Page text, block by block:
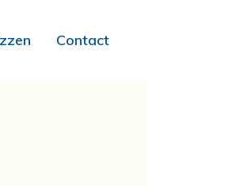
Contact